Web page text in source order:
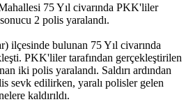
75 Yıl civarında PKK'liler
2 polis yaralandı.
ilçesinde bulunan 75 Yıl civarında
PKK'liler tarafından gerçekleştirilen
iki polis yaralandı. Saldırı ardından
sevk edilirken, yaralı polisler gelen
kaldırıldı.